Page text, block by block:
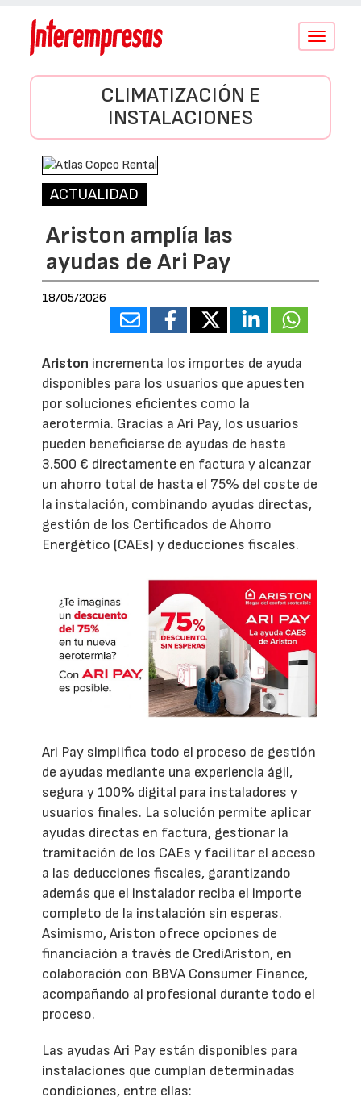
Conmutar
CLIMATIZACIÓN E
INSTALACIONES
ACTUALIDAD
Ariston amplía las
ayudas de Ari Pay
18/05/2026
Ariston incrementa los importes de ayuda
disponibles para los usuarios que apuesten
por soluciones eficientes como la
aerotermia. Gracias a Ari Pay, los usuarios
pueden beneficiarse de ayudas de hasta
3.500 € directamente en factura y alcanzar
un ahorro total de hasta el 75% del coste de
la instalación, combinando ayudas directas,
gestión de los Certificados de Ahorro
Energético (CAEs) y deducciones fiscales.
Ari Pay simplifica todo el proceso de gestión
de ayudas mediante una experiencia ágil,
segura y 100% digital para instaladores y
usuarios finales. La solución permite aplicar
ayudas directas en factura, gestionar la
tramitación de los CAEs y facilitar el acceso
a las deducciones fiscales, garantizando
además que el instalador reciba el importe
completo de la instalación sin esperas.
Asimismo, Ariston ofrece opciones de
financiación a través de CrediAriston, en
colaboración con BBVA Consumer Finance,
acompañando al profesional durante todo el
proceso.
Las ayudas Ari Pay están disponibles para
instalaciones que cumplan determinadas
condiciones, entre ellas: